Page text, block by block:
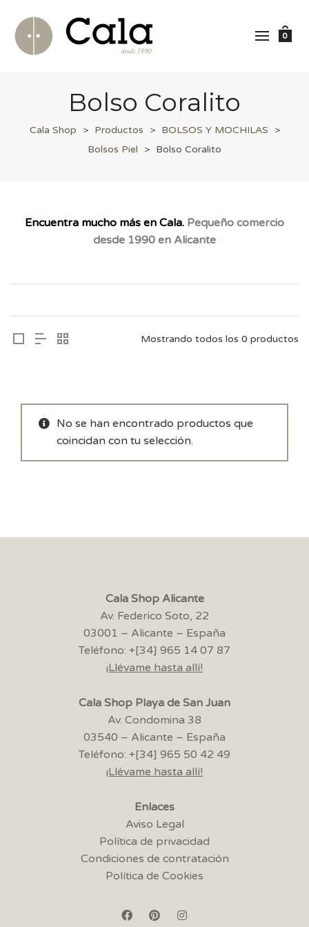
0
Bolso Coralito
Cala Shop > Productos > BOLSOS Y MOCHILAS
>
Bolsos Piel
> Bolso Coralito
Encuentra mucho más en Cala. Pequeño comercio
desde 1990 en Alicante
Mostrando todos los 0 productos
No se han encontrado productos que
coincidan con tu selección.
Cala Shop Alicante
Av. Federico Soto, 22
03001 – Alicante – España
Teléfono: +[34] 965 14 07 87
¡Llévame hasta allí!
Cala Shop Playa de San Juan
Av. Condomina 38
03540 – Alicante – España
Teléfono: +[34] 965 50 42 49
¡Llévame hasta allí!
Enlaces
Aviso Legal
Política de privacidad
Condiciones de contratación
Política de Cookies